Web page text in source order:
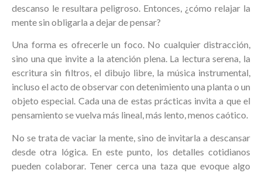
descanso le resultara peligroso. Entonces, ¿cómo relajar la
mente sin obligarla a dejar de pensar?
Una forma es ofrecerle un foco. No cualquier distracción,
sino una que invite a la atención plena. La lectura serena, la
escritura sin filtros, el dibujo libre, la música instrumental,
incluso el acto de observar con detenimiento una planta o un
objeto especial. Cada una de estas prácticas invita a que el
pensamiento se vuelva más lineal, más lento, menos caótico.
No se trata de vaciar la mente, sino de invitarla a descansar
desde otra lógica. En este punto, los detalles cotidianos
pueden colaborar. Tener cerca una taza que evoque algo